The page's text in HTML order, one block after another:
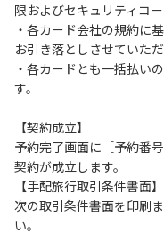
限およびセキュリティコ
・各カード会社の規約に
お引き落としさせていただ
・各カードとも一括払い
す。
【契約成立】
予約完了画面に［予約番
契約が成立します。
【手配旅行取引条件書面】
次の取引条件書面を印刷
い。